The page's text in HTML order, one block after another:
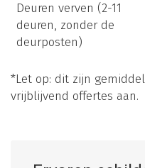
Deuren verven (2-11
deuren, zonder de
deurposten)
*Let op: dit zijn
vrijblijvend offertes aan.